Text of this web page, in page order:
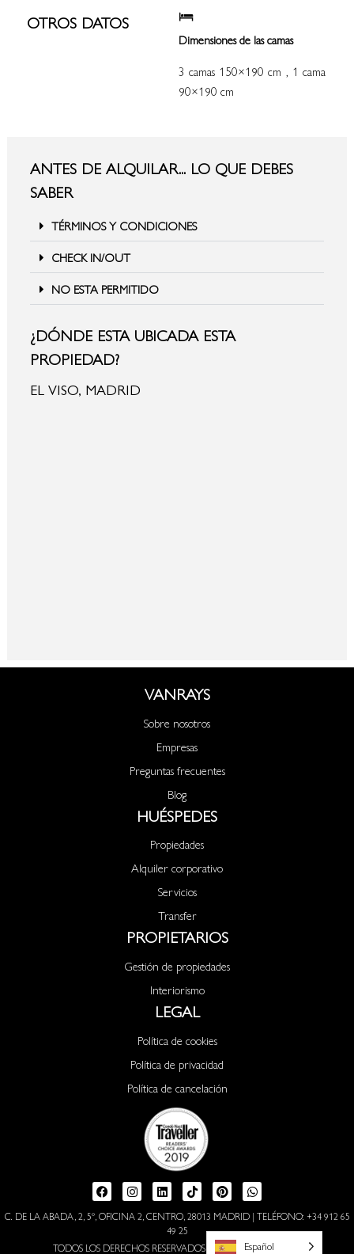
OTROS DATOS
Dimensiones de las camas
3 camas 150×190 cm , 1 cama
90×190 cm
ANTES DE ALQUILAR... LO QUE DEBES
SABER
TÉRMINOS Y CONDICIONES
CHECK IN/OUT
NO ESTA PERMITIDO
¿DÓNDE ESTA UBICADA ESTA
PROPIEDAD?
EL VISO, MADRID
VANRAYS
Sobre nosotros
Empresas
Preguntas frecuentes
Blog
HUÉSPEDES
Propiedades
Alquiler corporativo
Servicios
Transfer
PROPIETARIOS
Gestión de propiedades
Interiorismo
LEGAL
Política de cookies
Política de privacidad
Política de cancelación
C. DE LA ABADA, 2, 5º, OFICINA 2, CENTRO, 28013 MADRID | TELÉFONO: +34 912 65
49 25
TODOS LOS DERECHOS RESERVADOS © [YEAR] VANRAYS S.L.
Español